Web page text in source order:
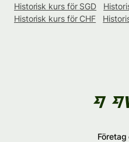
Historisk kurs för SGD
Historisk kurs för CHF